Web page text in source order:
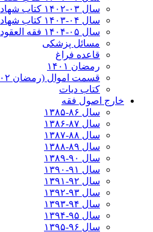
سال ۰۳-۱۴۰۲ کتاب شهادات
سال ۰۴-۱۴۰۳ کتاب شهادات
سال ۰۵-۱۴۰۴ فقه العقود
مسائل پزشکی
قاعده فراغ
رمضان ۱۴۰۱
قسمت اموال (رمضان ۱۴۰۲)
کتاب دیات
خارج اصول فقه
سال ۸۶-۱۳۸۵
سال ۸۷-۱۳۸۶
سال ۸۸-۱۳۸۷
سال ۸۹-۱۳۸۸
سال ۹۰-۱۳۸۹
سال ۹۱-۱۳۹۰
سال ۹۲-۱۳۹۱
سال ۹۳-۱۳۹۲
سال ۹۴-۱۳۹۳
سال ۹۵-۱۳۹۴
سال ۹۶-۱۳۹۵